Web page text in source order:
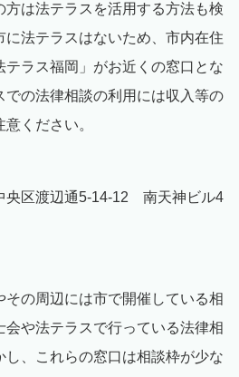
方は法テラスを活用する方法も検
法テラスはないため、市内在住
ラス福岡」がお近くの窓口とな
での法律相談の利用には収入等の
ください。
央区渡辺通5-14-12 南天神ビル4
その周辺には市で開催している相
や法テラスで行っている法律相
、これらの窓口は相談枠が少な